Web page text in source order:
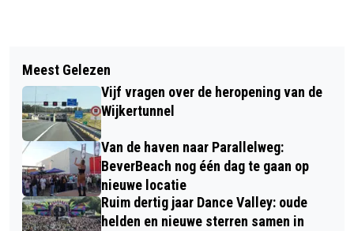
EXTINCTION REBELLION BLOKKEERT
OPNIEUW CRUISESCHIP ONDERWEG
NAAR AMSTERDAM
ALFRED HITCHCOCK 125 JAAR… EN
DANKZIJ HEM HEBBEN WE NOG
STEEDDS LAST VAN
‘PARASKEVIADEKATRIAPHOBIA’
Meest Gelezen
Vijf vragen over de heropening van de
Wijkertunnel
Van de haven naar Parallelweg:
BeverBeach nog één dag te gaan op
nieuwe locatie
Ruim dertig jaar Dance Valley: oude
helden en nieuwe sterren samen in